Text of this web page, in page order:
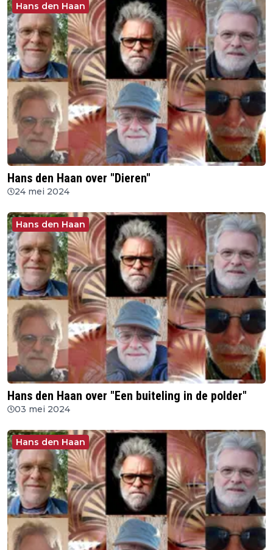
Hans den Haan
Hans den Haan over "Dieren"
24 mei 2024
Hans den Haan
Hans den Haan over "Een buiteling in de polder"
03 mei 2024
Hans den Haan